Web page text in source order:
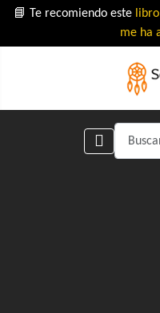
📘 Te recomiendo este
me ha
Buscar